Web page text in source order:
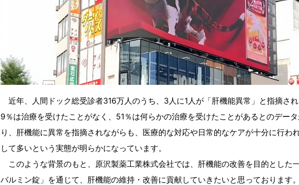
近年、人間ドック総受診者316万人のうち、3人に1人が「肝機能異常」と指摘さ
9％は治療を受けたことがなく、51％は何らかの治療を受けたことがあるとのデー
り、肝機能に異常を指摘されながらも、医療的な対応や日常的なケアが十分に行わ
して多いという実態が明らかになっています。
このような背景のもと、原沢製薬工業株式会社では、肝機能の改善を目的とした
バルミン錠」を通じて、肝機能の維持・改善に貢献していきたいと思っております。